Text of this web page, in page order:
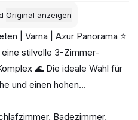
Original anzeigen
| Varna | Azur Panorama ⭐️
stilvolle 3-Zimmer-
🌊 Die ideale Wahl für
und einen hohen
Badezimmer,